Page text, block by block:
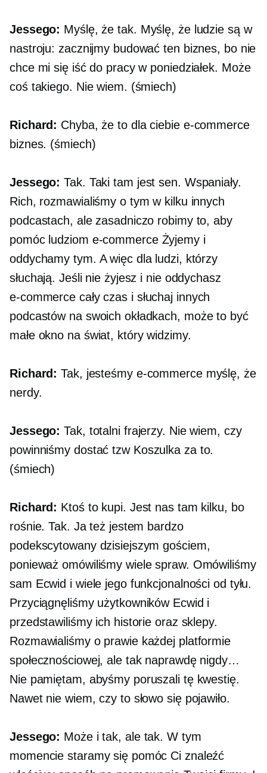
Jessego: Myślę, że tak. Myślę, że ludzie są w
nastroju: zacznijmy budować ten biznes, bo nie
chce mi się iść do pracy w poniedziałek. Może
coś takiego. Nie wiem. (śmiech)
Richard: Chyba, że ​​to dla ciebie e-commerce
biznes. (śmiech)
Jessego: Tak. Taki tam jest sen. Wspaniały.
Rich, rozmawialiśmy o tym w kilku innych
podcastach, ale zasadniczo robimy to, aby
pomóc ludziom e-commerceŻyjemy i
oddychamy tym. A więc dla ludzi, którzy
słuchają. Jeśli nie żyjesz i nie oddychasz
e-commerce cały czas i słuchaj innych
podcastów na swoich okładkach, może to być
małe okno na świat, który widzimy.
Richard: Tak, jesteśmy e-commercemyślę, że
nerdy.
Jessego: Tak, totalni frajerzy. Nie wiem, czy
powinniśmy dostać tzw Koszulka za to.
(śmiech)
Richard: Ktoś to kupi. Jest nas tam kilku, bo
rośnie. Tak. Ja też jestem bardzo
podekscytowany dzisiejszym gościem,
ponieważ omówiliśmy wiele spraw. Omówiliśmy
sam Ecwid i wiele jego funkcjonalności od tyłu.
Przyciągnęliśmy użytkowników Ecwid i
przedstawiliśmy ich historie oraz sklepy.
Rozmawialiśmy o prawie każdej platformie
społecznościowej, ale tak naprawdę nigdy…
Nie pamiętam, abyśmy poruszali tę kwestię.
Nawet nie wiem, czy to słowo się pojawiło.
Jessego: Może i tak, ale tak. W tym
momencie staramy się pomóc Ci znaleźć